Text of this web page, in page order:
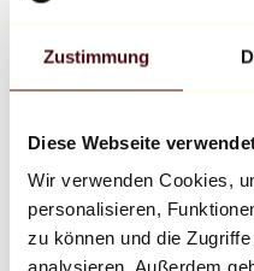
Zustimmung
Diese Webseite
Wir verwenden Cookies,
personalisieren,
zu können und die
analysieren. Außerdem
Richard
Keith Haring
Jeff Koons
Jean-Michel
Alle
Werk der Woche